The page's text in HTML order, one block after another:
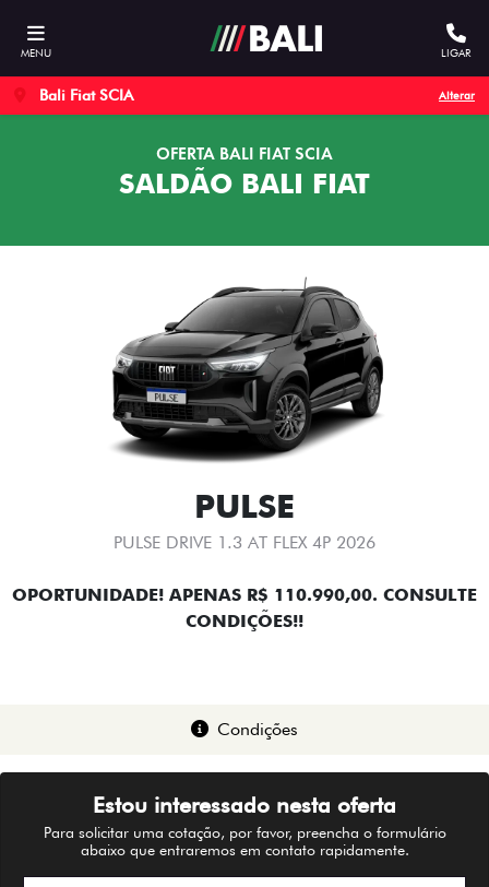
MENU LIGAR
Bali Fiat SCIA Alterar
OFERTA BALI FIAT SCIA
SALDÃO BALI FIAT
PULSE
PULSE DRIVE 1.3 AT FLEX 4P 2026
OPORTUNIDADE! APENAS R$ 110.990,00. CONSULTE
CONDIÇÕES!!
Condições
Estou interessado nesta oferta
Para solicitar uma cotação, por favor, preencha o formulário
abaixo que entraremos em contato rapidamente.